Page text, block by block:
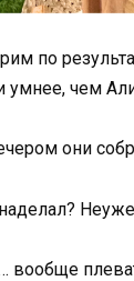
по
умнее, чем
они
вообще